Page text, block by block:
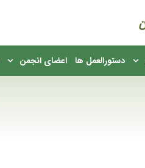
دستورالعمل ها اعضای انجمن